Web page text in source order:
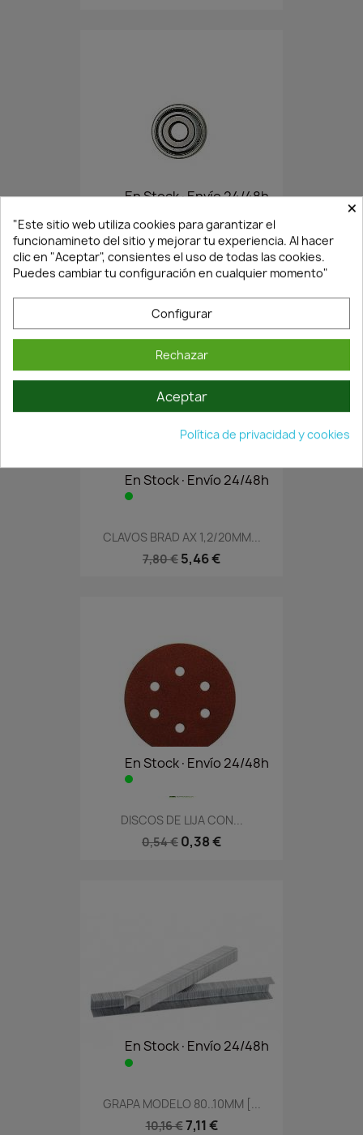
En Stock·Envío 24/48h
COJINETE FRESA 79100700
9,39 €6,57 €
En Stock·Envío 24/48h
CLAVOS BRAD AX 1,2/20MM...
7,80 € 5,46 €
En Stock·Envío 24/48h
DISCOS DE LIJA CON...
0,54 € 0,38 €
En Stock·Envío 24/48h
GRAPA MODELO 80..10MM [...
10,16 €7,11 €
×
"Este sitio web utiliza cookies para garantizar el
funcionamineto del sitio y mejorar tu experiencia. Al hacer
clic en "Aceptar", consientes el uso de todas las cookies.
Puedes cambiar tu configuración en cualquier momento"
Configurar
Rechazar
Aceptar
Política de privacidad y cookies